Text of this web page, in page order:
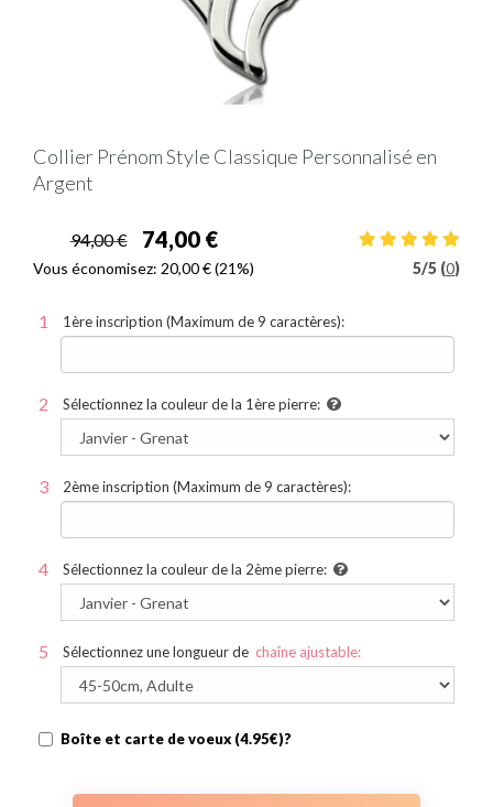
Collier Prénom Style Classique Personnalisé en
Argent
94,00 € 74,00 €
Vous économisez: 20,00 €(21%) 5/5 (0)
1ère inscription (Maximum de 9 caractères):
Sélectionnez la couleur de la 1ère pierre:
2ème inscription (Maximum de 9 caractères):
Sélectionnez la couleur de la 2ème pierre:
Sélectionnez une longueur de chaîne ajustable:
Boîte et carte de voeux (4.95€)?